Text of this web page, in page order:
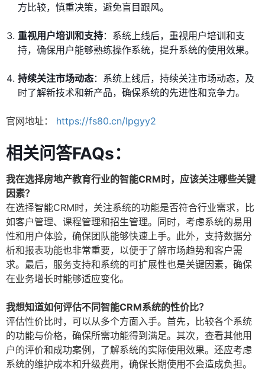
方比较，慎重决策，避免盲目跟风。
重视用户培训和支持：系统上线后，重视用户培训和支
持，确保用户能够熟练操作系统，提升系统的使用效果。
持续关注市场动态：系统上线后，持续关注市场动态，及
时了解新技术和新产品，确保系统的先进性和竞争力。
官网地址： https://fs80.cn/lpgyy2
相关问答FAQs：
我在选择房地产教育行业的智能CRM时，应该关注哪些关键
因素？
在选择智能CRM时，关注系统的功能是否符合行业需求，比
如客户管理、课程管理和招生管理。同时，考虑系统的易用
性和用户体验，确保团队能够快速上手。此外，支持数据分
析和报表功能也非常重要，以便于了解市场趋势和客户需
求。最后，服务支持和系统的可扩展性也是关键因素，确保
在业务增长时能够适应变化。
我想知道如何评估不同智能CRM系统的性价比？
评估性价比时，可以从多个方面入手。首先，比较各个系统
的功能与价格，确保所需功能得到满足。其次，查看其他用
户的评价和成功案例，了解系统的实际使用效果。还应考虑
系统的维护成本和升级费用，确保长期使用不会造成负担。